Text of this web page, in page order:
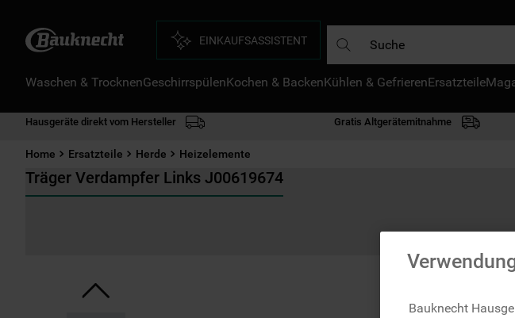
EINKAUFSASSISTENT
Waschen & TrocknenGeschirrspülenKochen & BackenKühlen & GefrierenErsatzteile
Hausgeräte direkt vom Hersteller Gratis Altgerätemitnahme
Home Ersatzteile Herde Heizelemente
Träger Verdampfer Links J00619674
Bauknecht
DIE HÄUFIGSTEN
gefrierschrank